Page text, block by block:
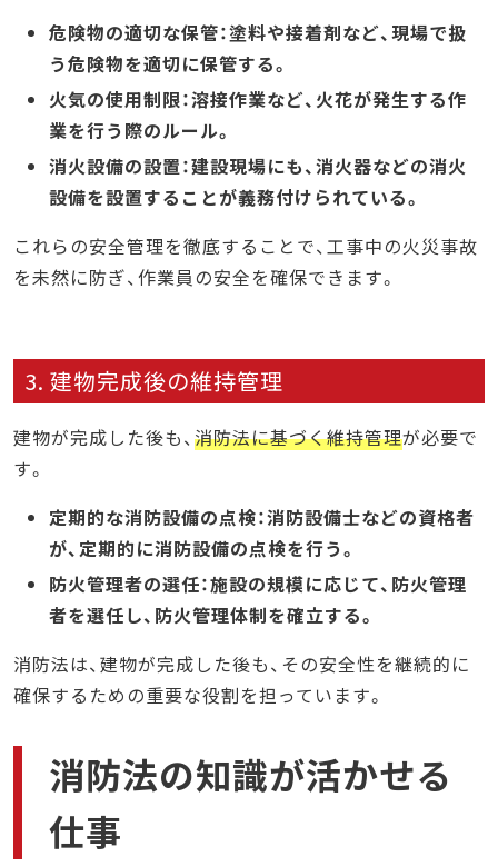
危険物の適切な保管：塗料や接着剤など、現場で扱
う危険物を適切に保管する。
火気の使用制限：溶接作業など、火花が発生する作
業を行う際のルール。
消火設備の設置：建設現場にも、消火器などの消火
設備を設置することが義務付けられている。
これらの安全管理を徹底することで、工事中の火災事故
を未然に防ぎ、作業員の安全を確保できます。
3. 建物完成後の維持管理
建物が完成した後も、消防法に基づく維持管理が必要で
す。
定期的な消防設備の点検：消防設備士などの資格者
が、定期的に消防設備の点検を行う。
防火管理者の選任：施設の規模に応じて、防火管理
者を選任し、防火管理体制を確立する。
消防法は、建物が完成した後も、その安全性を継続的に
確保するための重要な役割を担っています。
消防法の知識が活かせる
仕事